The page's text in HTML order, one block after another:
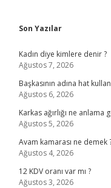
Sidebar
Son Yazılar
Kadın diye kimlere denir ?
Ağustos 7, 2026
Başkasının adına hat
Ağustos 6, 2026
Karkas ağırlığı ne anlama
Ağustos 5, 2026
Avam kamarası ne demek
Ağustos 4, 2026
12 KDV oranı var mı ?
Ağustos 3, 2026